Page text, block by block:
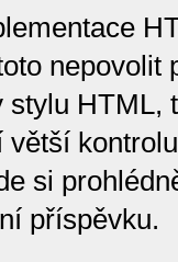
stylu HTML,
si
příspěvku.